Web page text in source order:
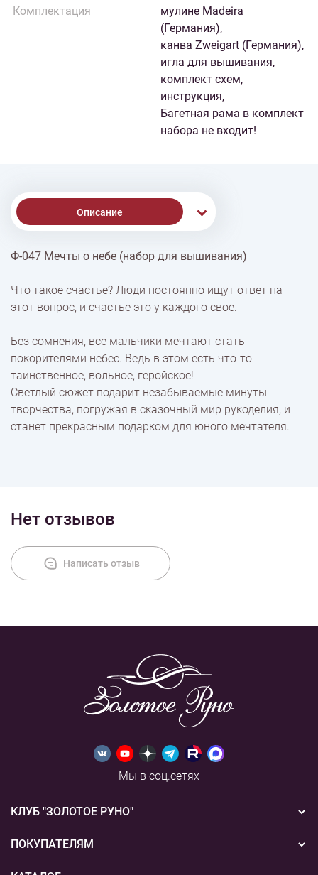
Комплектация
мулине Madeira
(Германия),
канва Zweigart (Германия),
игла для вышивания,
комплект схем,
инструкция,
Багетная рама в комплект
набора не входит!
Описание
% Скидки
Доставка
Оплата
Ф-047 Мечты о небе (набор для вышивания)
Что такое счастье? Люди постоянно ищут ответ на
этот вопрос, и счастье это у каждого свое.
Без сомнения, все мальчики мечтают стать
покорителями небес. Ведь в этом есть что-то
таинственное, вольное, геройское!
Светлый сюжет подарит незабываемые минуты
творчества, погружая в сказочный мир рукоделия, и
станет прекрасным подарком для юного мечтателя.
Нет отзывов
Написать отзыв
Мы в соц.сетях
КЛУБ "ЗОЛОТОЕ РУНО"
Новости
Акции
ПОКУПАТЕЛЯМ